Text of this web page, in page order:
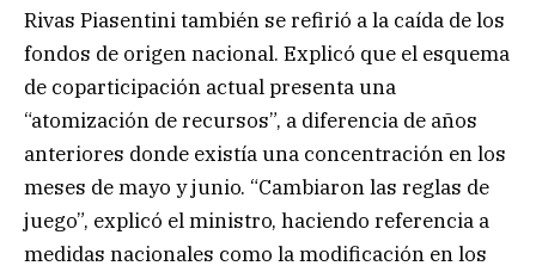
Rivas Piasentini también se refirió a la caída de los
fondos de origen nacional. Explicó que el esquema
de coparticipación actual presenta una
“atomización de recursos”, a diferencia de años
anteriores donde existía una concentración en los
meses de mayo y junio. “Cambiaron las reglas de
juego”, explicó el ministro, haciendo referencia a
medidas nacionales como la modificación en los